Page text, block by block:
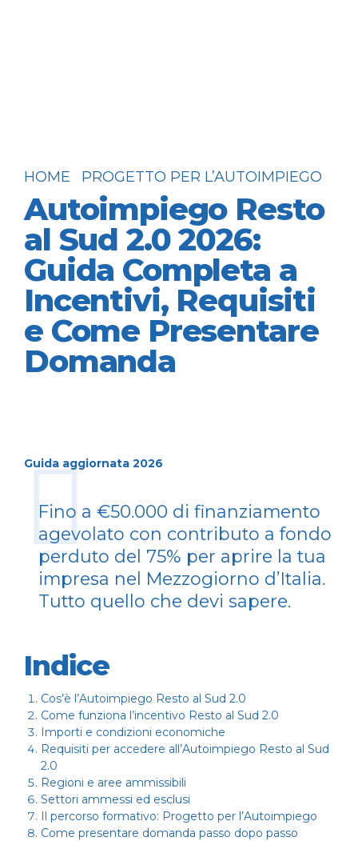
HOME PROGETTO PER L’AUTOIMPIEGO
Autoimpiego Resto
al Sud 2.0 2026:
Guida Completa a
Incentivi, Requisiti
e Come Presentare
Domanda
Guida aggiornata 2026
Fino a €50.000 di finanziamento
agevolato con contributo a fondo
perduto del 75% per aprire la tua
impresa nel Mezzogiorno d’Italia.
Tutto quello che devi sapere.
Indice
Cos’è l’Autoimpiego Resto al Sud 2.0
Come funziona l’incentivo Resto al Sud 2.0
Importi e condizioni economiche
Requisiti per accedere all’Autoimpiego Resto al Sud
2.0
Regioni e aree ammissibili
Settori ammessi ed esclusi
Il percorso formativo: Progetto per l’Autoimpiego
Come presentare domanda passo dopo passo